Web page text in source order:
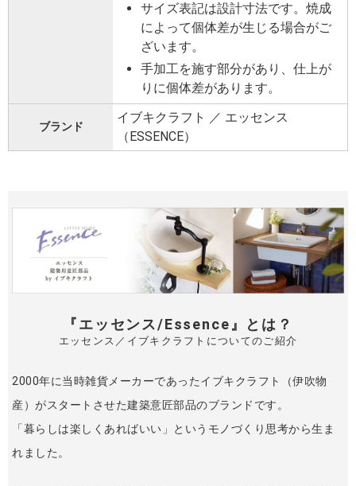
サイズ表記は設計寸法です。焼成
によって個体差が生じる場合がご
ざいます。
手加工を施す部分があり、仕上が
りに個体差があります。
ブランド
イブキクラフト ／ エッセンス
（ESSENCE）
『エッセンス/Essence』とは？
エッセンス／イブキクラフトについてのご紹介
2000年に当時雑貨メーカーであったイブキクラフト（伊吹物
産）がスタートさせた建築意匠部品のブランドです。
「暮らしは楽しくあればいい」というモノづくり思考から生ま
れました。